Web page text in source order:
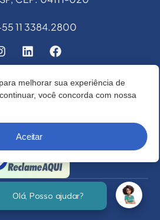
11 3384.2800
melhorar sua experiência de
você concorda com nossa
Aceitar